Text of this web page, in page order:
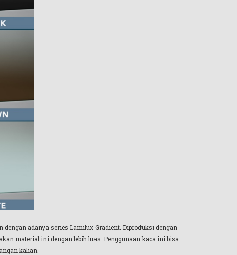
adanya series Lamilux Gradient. Diproduksi dengan
material ini dengan lebih luas. Penggunaan kaca ini bisa
kalian.